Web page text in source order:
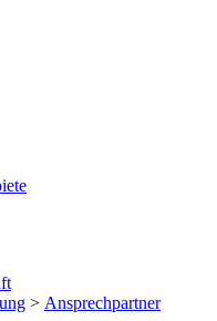
> Ansprechpartner